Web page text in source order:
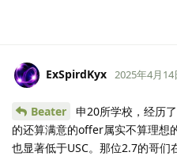
ExSpirdKyx 2025年4月14
Beater
申20所学校，经历
的还算满意的offer属实不算理想
也显著低于USC。那位2.7的哥们